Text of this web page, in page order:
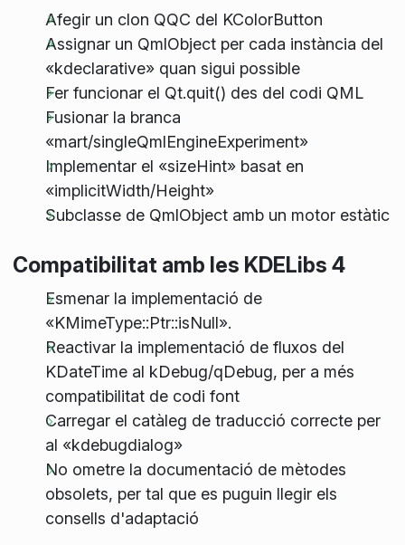
Afegir un clon QQC del KColorButton
Assignar un QmlObject per cada instància del
«kdeclarative» quan sigui possible
Fer funcionar el Qt.quit() des del codi QML
Fusionar la branca
«mart/singleQmlEngineExperiment»
Implementar el «sizeHint» basat en
«implicitWidth/Height»
Subclasse de QmlObject amb un motor estàtic
Compatibilitat amb les KDELibs 4
Esmenar la implementació de
«KMimeType::Ptr::isNull».
Reactivar la implementació de fluxos del
KDateTime al kDebug/qDebug, per a més
compatibilitat de codi font
Carregar el catàleg de traducció correcte per
al «kdebugdialog»
No ometre la documentació de mètodes
obsolets, per tal que es puguin llegir els
consells d'adaptació